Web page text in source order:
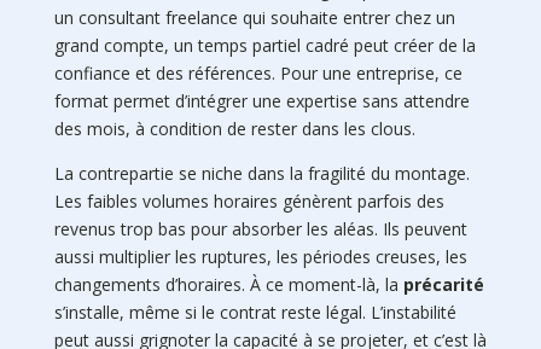
un consultant freelance qui souhaite entrer chez un
grand compte, un temps partiel cadré peut créer de la
confiance et des références. Pour une entreprise, ce
format permet d’intégrer une expertise sans attendre
des mois, à condition de rester dans les clous.
La contrepartie se niche dans la fragilité du montage.
Les faibles volumes horaires génèrent parfois des
revenus trop bas pour absorber les aléas. Ils peuvent
aussi multiplier les ruptures, les périodes creuses, les
changements d’horaires. À ce moment-là, la précarité
s’installe, même si le contrat reste légal. L’instabilité
peut aussi grignoter la capacité à se projeter, et c’est là